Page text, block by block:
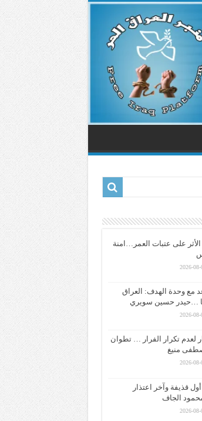
على عتبات العمر…امنة
2026-08-
مع وحدة الهدف: العراق
…حيدر حسين سويري
2026-08-
لعدم تكرار الفرار … تطوان
منيغ
2026-08-
قذيفة وآخر اعتذار
الجاف
2026-08-